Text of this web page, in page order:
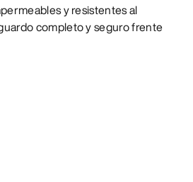
y resistentes al
completo y seguro frente